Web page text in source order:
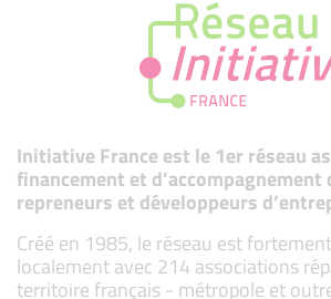
Initiative France est le 1er réseau
financement et d’accompagnement
repreneurs et développeurs
Créé en 1985, le réseau est
localement avec 214 associations
territoire français - métropole et